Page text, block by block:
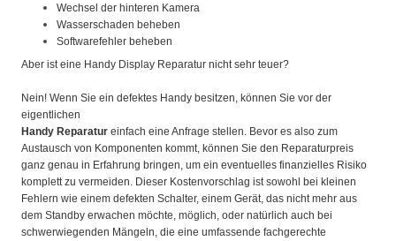
Wechsel der hinteren Kamera
Wasserschaden beheben
Softwarefehler beheben
Aber ist eine Handy Display Reparatur nicht sehr teuer?
Nein! Wenn Sie ein defektes Handy besitzen, können Sie vor der
eigentlichen
Handy Reparatur einfach eine Anfrage stellen. Bevor es also zum
Austausch von Komponenten kommt, können Sie den Reparaturpreis
ganz genau in Erfahrung bringen, um ein eventuelles finanzielles Risiko
komplett zu vermeiden. Dieser Kostenvorschlag ist sowohl bei kleinen
Fehlern wie einem defekten Schalter, einem Gerät, das nicht mehr aus
dem Standby erwachen möchte, möglich, oder natürlich auch bei
schwerwiegenden Mängeln, die eine umfassende fachgerechte